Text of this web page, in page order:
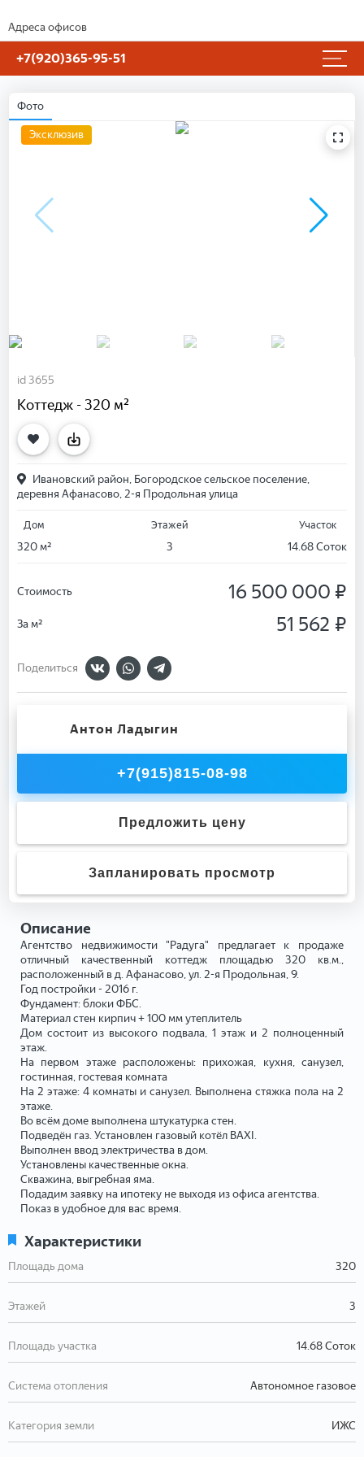
Адреса офисов
+7(920)365-95-51
Фото
Эксклюзив
id 3655
Коттедж - 320 м²
Ивановский район, Богородское сельское поселение,
деревня Афанасово, 2-я Продольная улица
Дом
320 м²
Этажей
3
Участок
14.68 Соток
Стоимость 16 500 000 ₽
За м² 51 562 ₽
Поделиться
Антон Ладыгин
+7(915)815-08-98
Предложить цену
Запланировать просмотр
Описание
Агентство недвижимости "Радуга" предлагает к продаже
отличный качественный коттедж площадью 320 кв.м.,
расположенный в д. Афанасово, ул. 2-я Продольная, 9.
Год постройки - 2016 г.
Фундамент: блоки ФБС.
Материал стен кирпич + 100 мм утеплитель
Дом состоит из высокого подвала, 1 этаж и 2 полноценный
этаж.
На первом этаже расположены: прихожая, кухня, санузел,
гостинная, гостевая комната
На 2 этаже: 4 комнаты и санузел. Выполнена стяжка пола на 2
этаже.
Во всём доме выполнена штукатурка стен.
Подведён газ. Установлен газовый котёл BAXI.
Выполнен ввод электричества в дом.
Установлены качественные окна.
Скважина, выгребная яма.
Подадим заявку на ипотеку не выходя из офиса агентства.
Показ в удобное для вас время.
Характеристики
Площадь дома 320
Этажей 3
Площадь участка 14.68 Соток
Система отопления Автономное газовое
Категория земли ИЖС